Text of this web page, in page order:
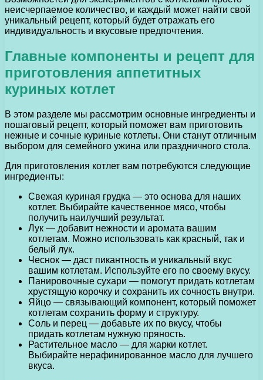
неисчерпаемое количество, и каждый может найти свой
уникальный рецепт, который будет отражать его
индивидуальность и вкусовые предпочтения.
Главные компоненты и рецепт для
приготовления аппетитных
куриных котлет
В этом разделе мы рассмотрим основные ингредиенты и
пошаговый рецепт, который поможет вам приготовить
нежные и сочные куриные котлеты. Они станут отличным
выбором для семейного ужина или праздничного стола.
Для приготовления котлет вам потребуются следующие
ингредиенты:
Свежая куриная грудка — это основа для наших
котлет. Выбирайте качественное мясо, чтобы
получить наилучший результат.
Лук — добавит нежности и аромата вашим
котлетам. Можно использовать как красный, так и
белый лук.
Чеснок — даст пикантность и уникальный вкус
вашим котлетам. Используйте его по своему вкусу.
Панировочные сухари — помогут придать котлетам
хрустящую корочку и сохранить их сочность внутри.
Яйцо — связывающий компонент, который поможет
котлетам сохранить форму и структуру.
Соль и перец — добавьте их по вкусу, чтобы
придать котлетам нужную пряность.
Растительное масло — для жарки котлет.
Выбирайте нерафинированное масло для лучшего
вкуса.